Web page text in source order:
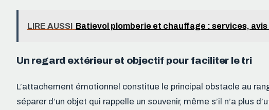
LIRE AUSSI Batievol plomberie et chauffage : services,
Un regard extérieur et objectif pour faciliter le tri
L’attachement émotionnel constitue le principal obstacle au
séparer d’un objet qui rappelle un souvenir, même s’il n’a plus